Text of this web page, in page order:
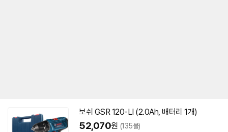
보쉬 GSR 120-LI (2.0Ah, 배터리 1개)
52,070원 (135몰)